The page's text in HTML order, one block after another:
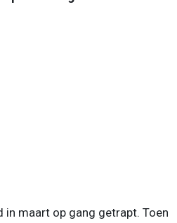
in maart op gang getrapt. Toen